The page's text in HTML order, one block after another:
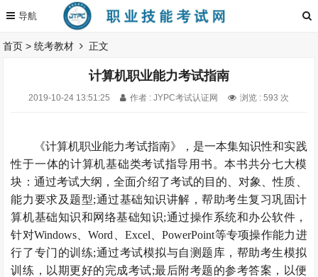
首页 >统考教材 正文
计算机职业能力考试指南
2019-10-24 13:51:25 作者 : JYPC考试认证网 浏览 : 593 次
《计算机职业能力考试指南》，是一本集知识性和实践
性于一体的计算机基础类考试指导用书。本书共分七大模
块：通过考试大纲，全面介绍了考试的目的、对象、性质、
能力要求及题型;通过基础知识讲解，帮助考生复习巩固计
算机基础知识和网络基础知识;通过操作系统和办公软件，
针对Windows、Word、Excel、PowerPoint等专项操作能力进
行了专门的训练;通过考试模拟与自测题库，帮助考生模拟
训练，以期更好的完成考试;最后附考题的参考答案，以便